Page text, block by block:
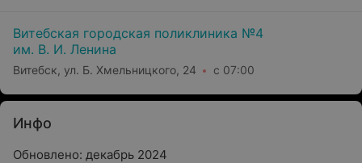
Витебская городская поликлиника №4
им. В. И. Ленина
Витебск, ул. Б. Хмельницкого, 24 с 07:00
Инфо
Обновлено: декабрь 2024